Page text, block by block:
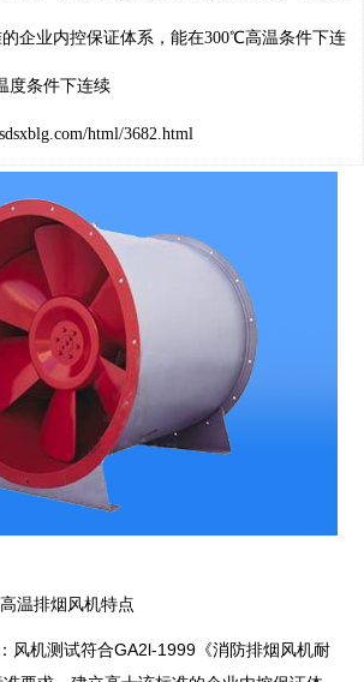
企业内控保证体系，能在300℃高温条件下连
度条件下连续
html/3682.html
温排烟风机特点
风机测试符合GA2l-1999《消防排烟风机耐